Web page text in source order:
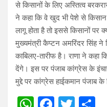
से किसानों के लिए अस्तित्व
ने कहा कि वे खुद भी पेशे से
लागू होता है तो इससे किसानों पर
मुख्यमंत्री कैप्टन अमरिंदर सिंह ने
काबिलए-तारीफ है। राणा ने कहा
देंगे। इस पर पंजाब कांग्रेस के
मुद्दे पर कांग्रेस हाईकमान पंजाब